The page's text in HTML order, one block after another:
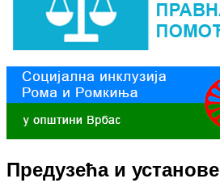
Предузећа и установе